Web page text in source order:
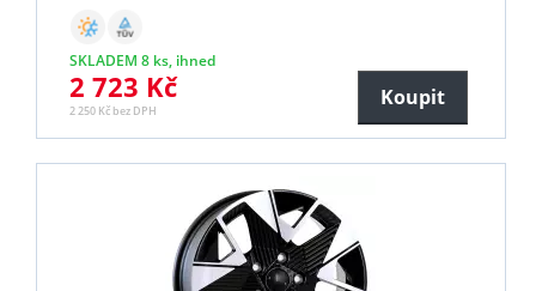
SKLADEM 8 ks, ihned
2 723 Kč
2 250 Kč bez DPH
Koupit